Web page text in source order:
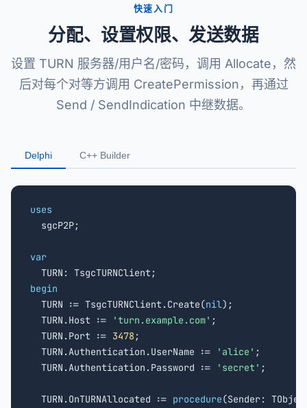
快速入门
分配、设置权限、发送数据
设置 TURN 服务器/用户名/密码，调用 Allocate，然
后对每个对等方调用 CreatePermission，再通过
Send / SendIndication 中继数据。
Delphi C++ Builder
uses
sgcP2P;
var
begin
TURN := TsgcTURNClient.Create(nil);
  TURN.Host :=
'turn.example.com' ;
  TURN.Port :=
3478 ;
  TURN.Authentication.UserName :=
'alice' ;
  TURN.Authentication.Password :=
'secret' ;
  TURN.OnTURNAllocated :=
procedure(Sender: